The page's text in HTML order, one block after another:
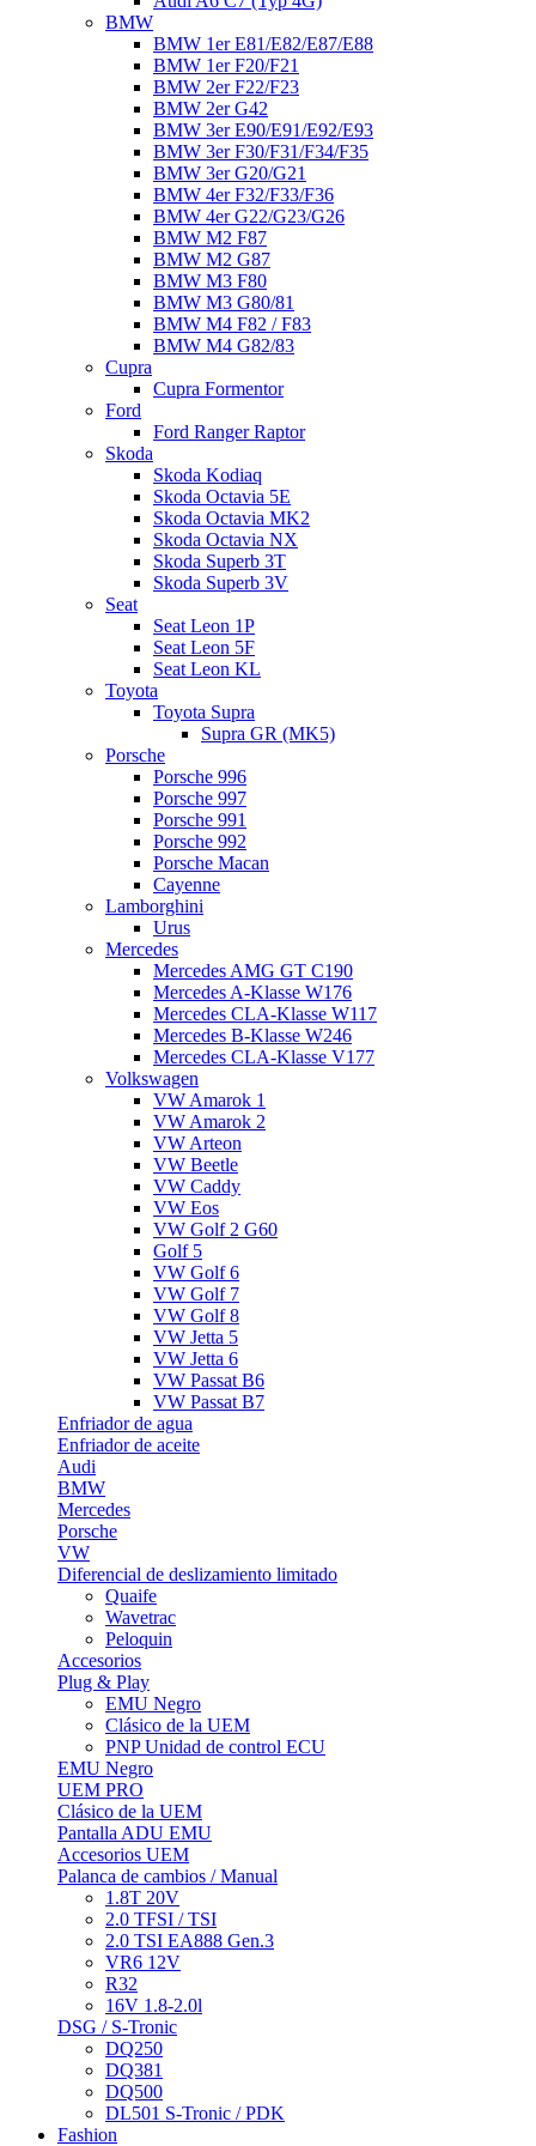
BMW
BMW 1er E81/E82/E87/E88
BMW 1er F20/F21
BMW 2er F22/F23
BMW 2er G42
BMW 3er E90/E91/E92/E93
BMW 3er F30/F31/F34/F35
BMW 3er G20/G21
BMW 4er F32/F33/F36
BMW 4er G22/G23/G26
BMW M2 F87
BMW M2 G87
BMW M3 F80
BMW M3 G80/81
BMW M4 F82 / F83
BMW M4 G82/83
Cupra
Cupra Formentor
Ford
Ford Ranger Raptor
Skoda
Skoda Kodiaq
Skoda Octavia 5E
Skoda Octavia MK2
Skoda Octavia NX
Skoda Superb 3T
Skoda Superb 3V
Seat
Seat Leon 1P
Seat Leon 5F
Seat Leon KL
Toyota
Toyota Supra
Supra GR (MK5)
Porsche
Porsche 996
Porsche 997
Porsche 991
Porsche 992
Porsche Macan
Cayenne
Lamborghini
Urus
Mercedes
Mercedes AMG GT C190
Mercedes A-Klasse W176
Mercedes CLA-Klasse W117
Mercedes B-Klasse W246
Mercedes CLA-Klasse V177
Volkswagen
VW Amarok 1
VW Amarok 2
VW Arteon
VW Beetle
VW Caddy
VW Eos
VW Golf 2 G60
Golf 5
VW Golf 6
VW Golf 7
VW Golf 8
VW Jetta 5
VW Jetta 6
VW Passat B6
VW Passat B7
Enfriador de agua
Enfriador de aceite
Audi
BMW
Mercedes
Porsche
VW
Diferencial de deslizamiento limitado
Quaife
Wavetrac
Peloquin
Accesorios
Plug & Play
EMU Negro
Clásico de la UEM
PNP Unidad de control ECU
EMU Negro
UEM PRO
Clásico de la UEM
Pantalla ADU EMU
Accesorios UEM
Palanca de cambios / Manual
1.8T 20V
2.0 TFSI / TSI
2.0 TSI EA888 Gen.3
VR6 12V
R32
16V 1.8-2.0l
DSG / S-Tronic
DQ250
DQ381
DQ500
DL501 S-Tronic / PDK
Fashion